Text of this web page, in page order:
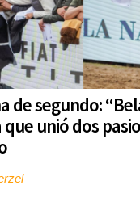
de segundo:
unió dos